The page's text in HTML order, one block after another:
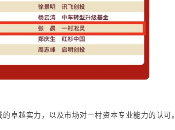
卓越实力，以及市场对一村资本专业能力的认可。